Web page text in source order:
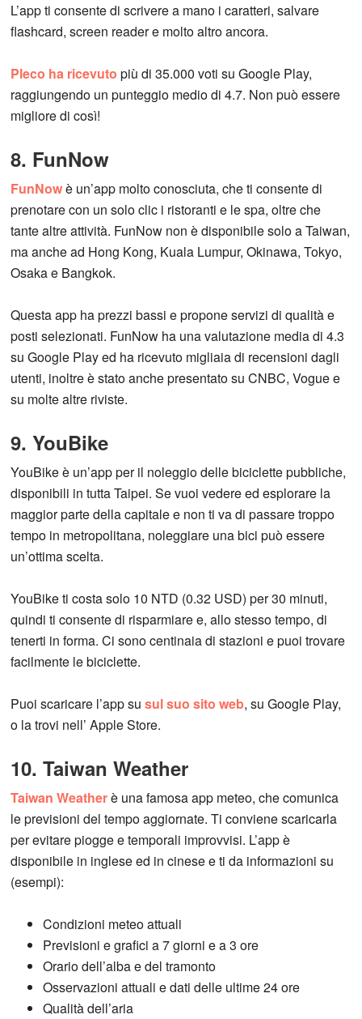
L’app ti consente di scrivere a mano i caratteri, salvare
flashcard, screen reader e molto altro ancora.
Pleco ha ricevuto più di 35.000 voti su Google Play,
raggiungendo un punteggio medio di 4.7. Non può essere
migliore di così!
8. FunNow
FunNowè un’app molto conosciuta, che ti consente di
prenotare con un solo clic i ristoranti e le spa, oltre che
tante altre attività. FunNow non è disponibile solo a Taiwan,
ma anche ad Hong Kong, Kuala Lumpur, Okinawa, Tokyo,
Osaka e Bangkok.
Questa app ha prezzi bassi e propone servizi di qualità e
posti selezionati. FunNow ha una valutazione media di 4.3
su Google Play ed ha ricevuto migliaia di recensioni dagli
utenti, inoltre è stato anche presentato su CNBC, Vogue e
su molte altre riviste.
9. YouBike
YouBike è un’app per il noleggio delle biciclette pubbliche,
disponibili in tutta Taipei. Se vuoi vedere ed esplorare la
maggior parte della capitale e non ti va di passare troppo
tempo in metropolitana, noleggiare una bici può essere
un’ottima scelta.
YouBike ti costa solo 10 NTD (0.32 USD) per 30 minuti,
quindi ti consente di risparmiare e, allo stesso tempo, di
tenerti in forma. Ci sono centinaia di stazioni e puoi trovare
facilmente le biciclette.
Puoi scaricare l’app susul suo sito web, su Google Play,
o la trovi nell’ Apple Store.
10. Taiwan Weather
Taiwan Weatherè una famosa app meteo, che comunica
le previsioni del tempo aggiornate. Ti conviene scaricarla
per evitare piogge e temporali improvvisi. L’app è
disponibile in inglese ed in cinese e ti da informazioni su
(esempi):
Condizioni meteo attuali
Previsioni e grafici a 7 giorni e a 3 ore
Orario dell’alba e del tramonto
Osservazioni attuali e dati delle ultime 24 ore
Qualità dell’aria